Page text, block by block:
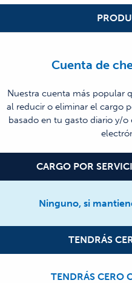
Cuenta de
Nuestra cuenta más popular
al reducir o eliminar el cargo
basado en tu gasto diario y/
CARGO POR
Ninguno, si
TENDRÁS
TENDRÁS CERO